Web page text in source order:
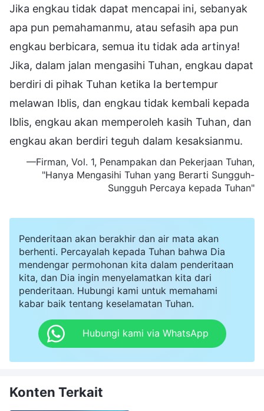
Jika engkau tidak dapat mencapai ini, sebanyak
apa pun pemahamanmu, atau sefasih apa pun
engkau berbicara, semua itu tidak ada artinya!
Jika, dalam jalan mengasihi Tuhan, engkau dapat
berdiri di pihak Tuhan ketika Ia bertempur
melawan Iblis, dan engkau tidak kembali kepada
Iblis, engkau akan memperoleh kasih Tuhan, dan
engkau akan berdiri teguh dalam kesaksianmu.
—Firman, Vol. 1, Penampakan dan Pekerjaan Tuhan,
"Hanya Mengasihi Tuhan yang Berarti Sungguh-
Sungguh Percaya kepada Tuhan"
Penderitaan akan berakhir dan air mata akan
berhenti. Percayalah kepada Tuhan bahwa Dia
mendengar permohonan kita dalam penderitaan
kita, dan Dia ingin menyelamatkan kita dari
penderitaan. Hubungi kami untuk memahami
kabar baik tentang keselamatan Tuhan.
Hubungi kami via WhatsApp
Konten Terkait